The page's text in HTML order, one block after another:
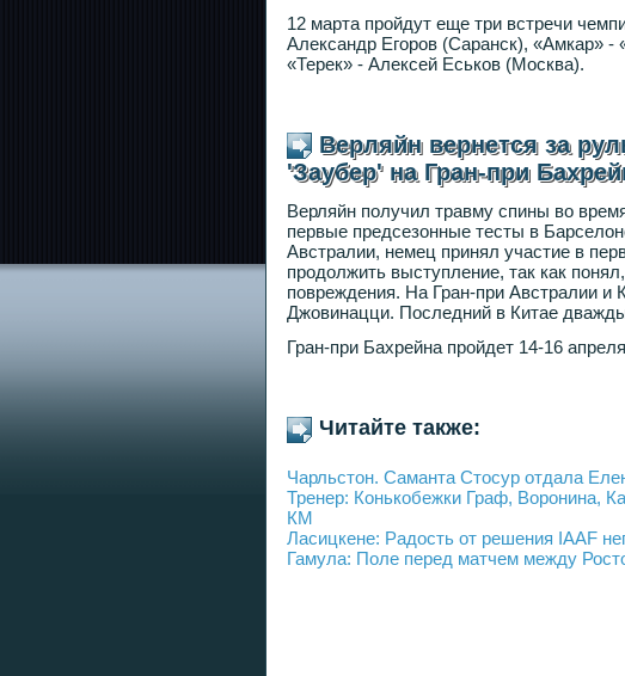
12 марта пройдут еще три встречи
Александр Егоров (Саранск), «Амкар» -
«Терек» - Алексей Еськов (Москва).
Верляйн вернется за
'Заубер' на Гран-при
Верляйн получил травму спины во
первые предсезонные тесты в
Австралии, немец принял участие в
продолжить выступление, так как
повреждения. На Гран-при Австралии и
Джовинацци. Последний в Китае
Гран-при Бахрейна пройдет 14-16
Читайте также:
Чарльстон. Саманта Стосур отдала
Тренер: Конькобежки Граф, Воронина,
КМ
Ласицкене: Радость от решения IAAF
Гамула: Поле перед матчем между